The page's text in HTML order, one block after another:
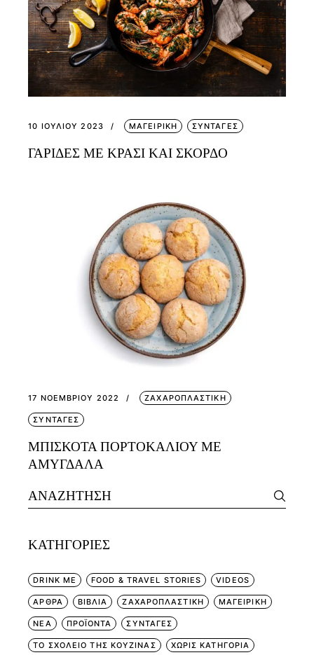
10 ΙΟΥΛΊΟΥ 2023 ΜΑΓΕΙΡΙΚΗ ΣΥΝΤΑΓΕΣ
ΓΑΡΙΔΕΣ ΜΕ ΚΡΑΣΙ ΚΑΙ ΣΚΟΡΔΟ
17 ΝΟΕΜΒΡΊΟΥ 2022 ΖΑΧΑΡΟΠΛΑΣΤΙΚΗ
ΣΥΝΤΑΓΕΣ
ΜΠΙΣΚΟΤΑ ΠΟΡΤΟΚΑΛΙΟΥ ΜΕ
ΑΜΥΓΔΑΛΑ
Search
for:
KΑΤΗΓΟΡΊΕΣ
DRINK ME FOOD & TRAVEL STORIES VIDEOS
ΑΡΘΡΑ ΒΙΒΛΙΑ ΖΑΧΑΡΟΠΛΑΣΤΙΚΗ ΜΑΓΕΙΡΙΚΗ
ΝΕΑ ΠΡΟΪΟΝΤΑ ΣΥΝΤΑΓΕΣ
ΤΟ ΣΧΟΛΕΙΟ ΤΗΣ ΚΟΥΖΙΝΑΣ ΧΩΡΊΣ ΚΑΤΗΓΟΡΊΑ